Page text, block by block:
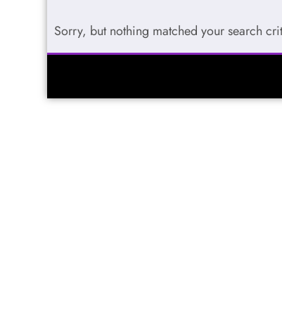
Sorry, but nothing matched your search